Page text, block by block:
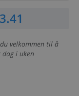
velkommen til å
i uken